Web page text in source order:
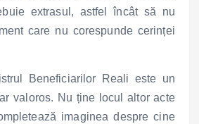
extrasul, astfel încât să nu
care nu corespunde cerinței
Beneficiarilor Reali este un
valoros. Nu ține locul altor acte
imaginea despre cine